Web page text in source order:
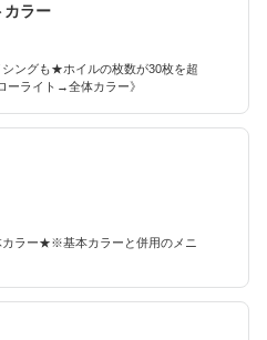
カラー
ングも★ホイルの枚数が30枚を超
ーライト→全体カラー》
ラー★※基本カラーと併用のメニ